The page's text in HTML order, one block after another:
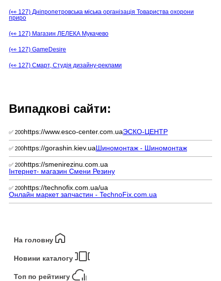
(👀 127) Дніпропетровська міська організація Товариства охорони
приро
(👀 127) Магазин ЛЕЛЕКА Мукачево
(👀 127) GameDesire
(👀 127) Смарт, Студія дизайну-реклами
Випадкові сайти:
✅ 200https://www.esco-center.com.uaЭСКО-ЦЕНТР
✅ 200https://gorashin.kiev.uaШиномонтаж - Шиномонтаж
✅ 200https://smenirezinu.com.ua
Інтернет- магазин Смени Резину
✅ 200https://technofix.com.ua/ua
Онлайн маркет запчастин - TechnoFix.com.ua
На головну
Новини каталогу
Топ по рейтингу